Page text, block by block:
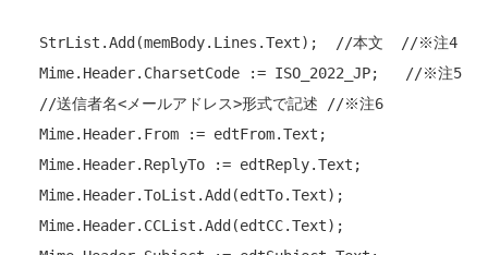
  StrList.Add(memBody.Lines.Text);
//本文  //※注4
  Mime.Header.CharsetCode := ISO_2022_JP;
//※注5
//送信者名<メールアドレス>形式で記述 //※注6